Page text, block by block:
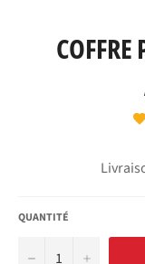
QUANTITÉ
− +